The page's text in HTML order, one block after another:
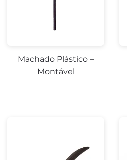
Machado Plástico –
Montável